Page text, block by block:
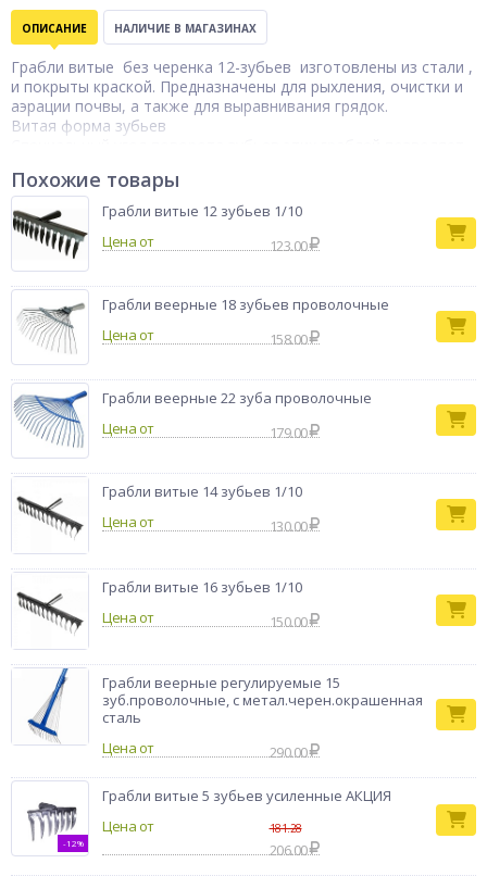
ОПИСАНИЕ НАЛИЧИЕ В МАГАЗИНАХ
Грабли витые без черенка 12-зубьев изготовлены из стали ,
и покрыты краской. Предназначены для рыхления, очистки и
аэрации почвы, а также для выравнивания грядок.
Витая форма зубьев
Рабочая часть окрашена, что обеспечивает защиту от
коррозии.
Похожие товары
Грабли витые 12 зубьев 1/10
Цена от
123.00
Грабли веерные 18 зубьев проволочные
Цена от
158.00
Грабли веерные 22 зуба проволочные
Цена от
179.00
Грабли витые 14 зубьев 1/10
Цена от
130.00
Грабли витые 16 зубьев 1/10
Цена от
150.00
Грабли веерные регулируемые 15
зуб.проволочные, с метал.черен.окрашенная
сталь
Цена от
290.00
-12%
Грабли витые 5 зубьев усиленные АКЦИЯ
Цена от
181.28
206.00